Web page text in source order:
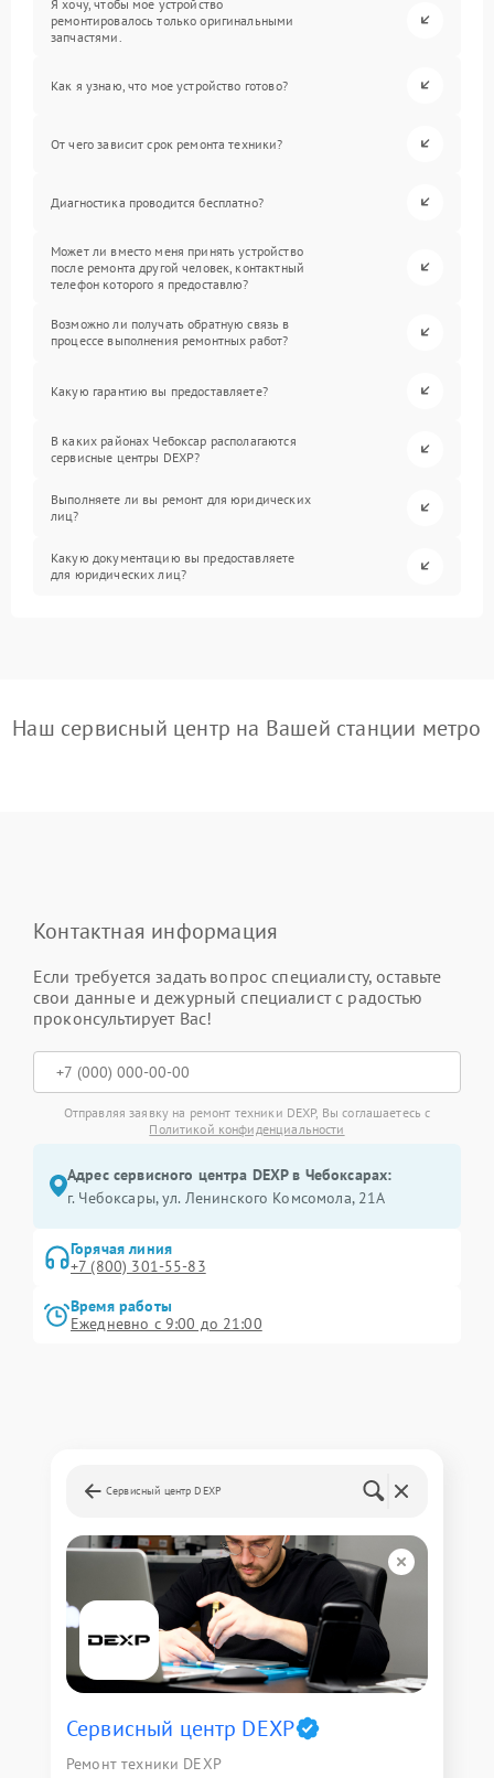
Я хочу, чтобы мое устройство
ремонтировалось только оригинальными
запчастями.
Как я узнаю, что мое устройство готово?
От чего зависит срок ремонта техники?
Диагностика проводится бесплатно?
Может ли вместо меня принять устройство
после ремонта другой человек, контактный
телефон которого я предоставлю?
Возможно ли получать обратную связь в
процессе выполнения ремонтных работ?
Какую гарантию вы предоставляете?
В каких районах Чебоксар располагаются
сервисные центры DEXP?
Выполняете ли вы ремонт для юридических
лиц?
Какую документацию вы предоставляете
для юридических лиц?
Наш сервисный центр на Вашей станции метро
Контактная информация
Если требуется задать вопрос специалисту, оставьте
свои данные и дежурный специалист с радостью
проконсультирует Вас!
Отправляя заявку на ремонт техники DEXP, Вы соглашаетесь с
Политикой конфиденциальности
Адрес сервисного центра DEXP в Чебоксарах:
г. Чебоксары, ул. Ленинского Комсомола, 21А
Горячая линия
+7 (800) 301-55-83
Время работы
Ежедневно с 9:00 до 21:00
Сервисный центр DEXP
Сервисный центр DEXP
Ремонт техники DEXP